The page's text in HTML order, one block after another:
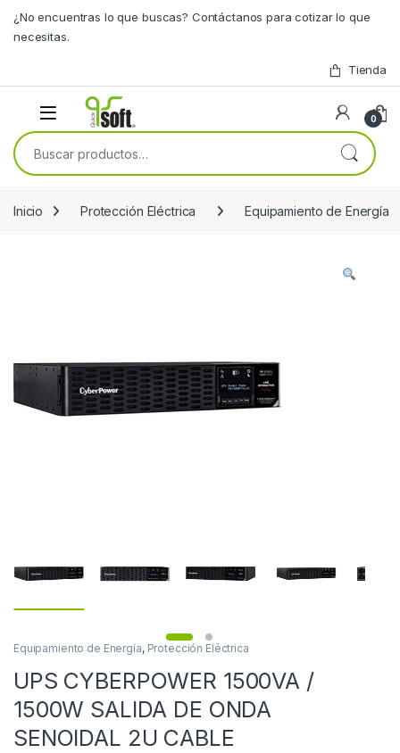
¿No encuentras lo que buscas? Contáctanos para cotizar lo que
necesitas.
Tienda
0
Buscar por:
Inicio Protección Eléctrica Equipamiento de Energía
Equipamiento de Energía, Protección Eléctrica
UPS CYBERPOWER 1500VA /
1500W SALIDA DE ONDA
SENOIDAL 2U CABLE